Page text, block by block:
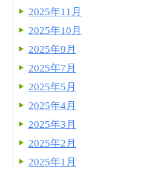
2025年11月
2025年10月
2025年9月
2025年7月
2025年5月
2025年4月
2025年3月
2025年2月
2025年1月